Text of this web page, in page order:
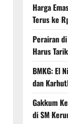
Harga
Terus ke
Perairan
Harus
BMKG: El
dan
Gakkum
di SM